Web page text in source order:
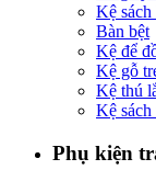
Kệ sách
Bàn bệt
Kệ để
Kệ gỗ
Kệ thú
Kệ sách
Phụ kiện